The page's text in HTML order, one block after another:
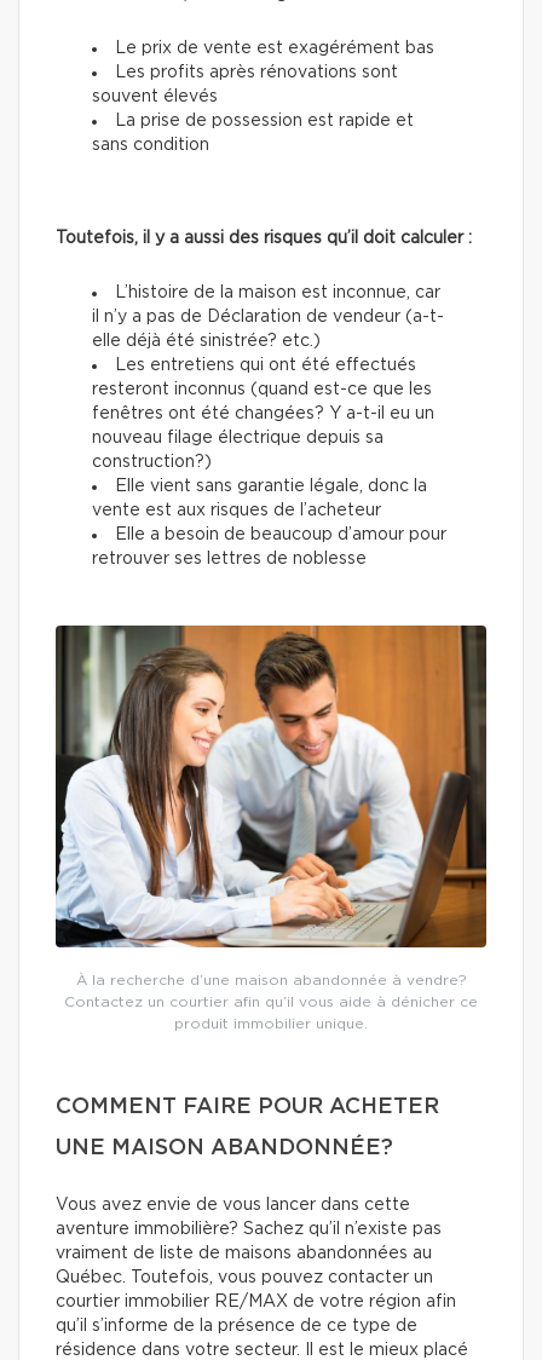
Le prix de vente est exagérément bas
Les profits après rénovations sont
souvent élevés
La prise de possession est rapide et
sans condition
Toutefois, il y a aussi des risques qu’il doit calculer :
L’histoire de la maison est inconnue, car
il n’y a pas de Déclaration de vendeur (a-t-
elle déjà été sinistrée? etc.)
Les entretiens qui ont été effectués
resteront inconnus (quand est-ce que les
fenêtres ont été changées? Y a-t-il eu un
nouveau filage électrique depuis sa
construction?)
Elle vient sans garantie légale, donc la
vente est aux risques de l’acheteur
Elle a besoin de beaucoup d’amour pour
retrouver ses lettres de noblesse
À la recherche d’une maison abandonnée à vendre?
Contactez un courtier afin qu’il vous aide à dénicher ce
produit immobilier unique.
COMMENT FAIRE POUR ACHETER
UNE MAISON ABANDONNÉE?
Vous avez envie de vous lancer dans cette
aventure immobilière? Sachez qu’il n’existe pas
vraiment de liste de maisons abandonnées au
Québec. Toutefois, vous pouvez contacter un
courtier immobilier RE/MAX de votre région afin
qu’il s’informe de la présence de ce type de
résidence dans votre secteur. Il est le mieux placé